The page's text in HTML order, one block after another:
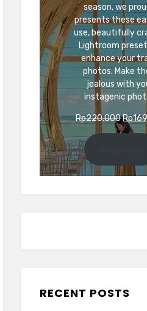
season, we
presents these
use, beautifully
Lightroom
enhance your
photos. Make
jealous with
instagenic
Rp220.000
price
Rp
RECENT POSTS